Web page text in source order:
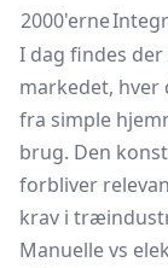
2000'erne
I dag findes
markedet, hver
fra simple
brug. Den
forbliver
krav i
Manuelle vs